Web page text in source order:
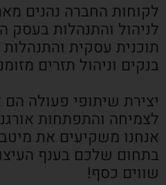
לקוחות החברה נהנים
לניהול והתנהלות בעסק
תוכנית עסקית
בנקים וניהול תזרים
יצירת שיתופי פעולה הם
לצמיחה והתפתחות
אנחנו משקיעים את
בתחום שלכם בענף
שווים כסף!